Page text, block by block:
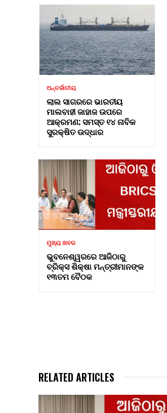
ଅନ୍ତର୍ଜାତୀୟ
ଲାଲ ସାଗରରେ ଭାରତୀୟ
ମାଲବାହୀ ଜାହାଜ ଉପରେ
ଆକ୍ରମଣ; ସମସ୍ତ ୧୪ ନାବିକ
ସୁରକ୍ଷିତ ଉଦ୍ଧାର
ମୁଖ୍ୟ ଖବର
ଭୁବନେଶ୍ୱରରେ ଆଜିଠାରୁ
ବ୍ରିକ୍ସ ଶିକ୍ଷା ମନ୍ତ୍ରୀମାନଙ୍କ
୧୩ତମ ବୈଠକ
RELATED ARTICLES